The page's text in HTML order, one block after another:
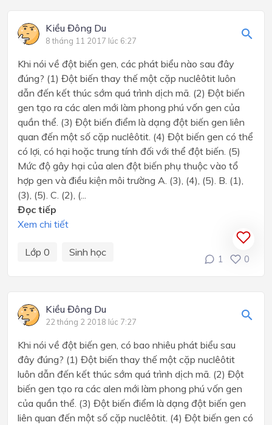
Kiều Đông Du
8 tháng 11 2017 lúc 6:27
Khi nói về đột biến gen, các phát biểu nào sau đây
đúng? (1) Đột biến thay thế một cặp nuclêôtit luôn
dẫn đến kết thúc sớm quá trình dịch mã. (2) Đột biến
gen tạo ra các alen mới làm phong phú vốn gen của
quần thể. (3) Đột biến điểm là dạng đột biến gen liên
quan đến một số cặp nuclêôtit. (4) Đột biến gen có thể
có lợi, có hại hoặc trung tính đối với thể đột biến. (5)
Mức độ gây hại của alen đột biến phụ thuộc vào tổ
hợp gen và điều kiện môi trường A. (3), (4), (5). B. (1),
(3), (5). C. (2), (...
Đọc tiếp
Xem chi tiết
Lớp 0 Sinh học
1 0
Kiều Đông Du
22 tháng 2 2018 lúc 7:27
Khi nói về đột biến gen, có bao nhiêu phát biểu sau
đây đúng? (1) Đột biến thay thế một cặp nuclêôtit
luôn dẫn đến kết thúc sớm quá trình dịch mã. (2) Đột
biến gen tạo ra các alen mới làm phong phú vốn gen
của quần thể. (3) Đột biến điểm là dạng đột biến gen
liên quan đến một số cặp nuclêôtit. (4) Đột biến gen có